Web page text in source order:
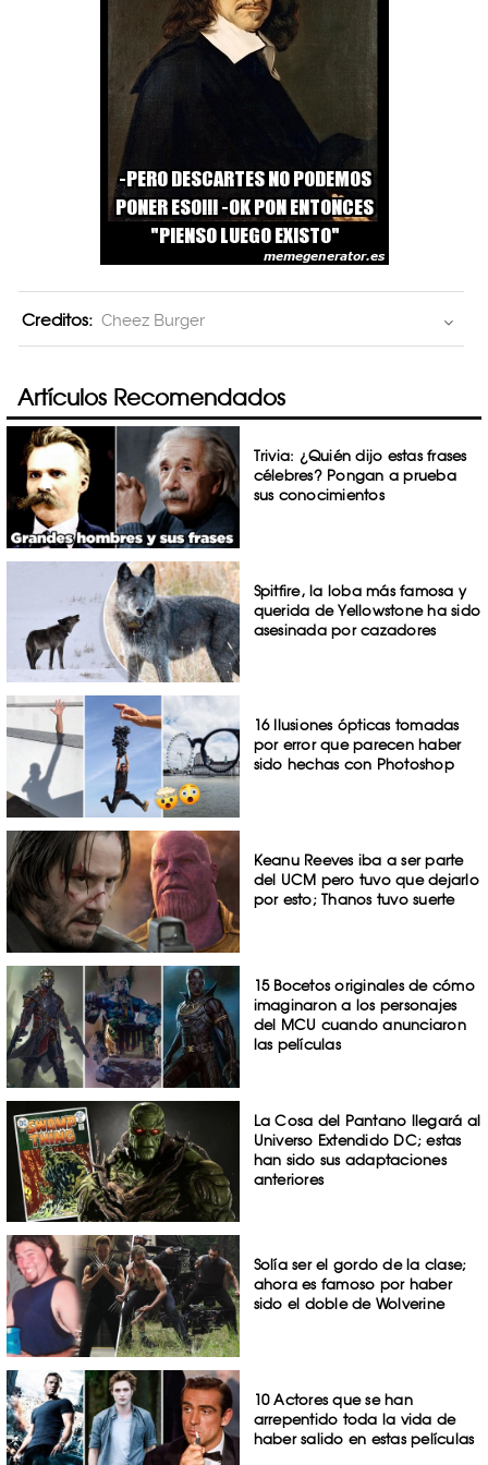
Creditos: Cheez Burger
Artículos Recomendados
Trivia: ¿Quién dijo estas frases
célebres? Pongan a prueba
sus conocimientos
Spitfire, la loba más famosa y
querida de Yellowstone ha sido
asesinada por cazadores
16 Ilusiones ópticas tomadas
por error que parecen haber
sido hechas con Photoshop
Keanu Reeves iba a ser parte
del UCM pero tuvo que dejarlo
por esto; Thanos tuvo suerte
15 Bocetos originales de cómo
imaginaron a los personajes
del MCU cuando anunciaron
las películas
La Cosa del Pantano llegará al
Universo Extendido DC; estas
han sido sus adaptaciones
anteriores
Solía ser el gordo de la clase;
ahora es famoso por haber
sido el doble de Wolverine
10 Actores que se han
arrepentido toda la vida de
haber salido en estas películas